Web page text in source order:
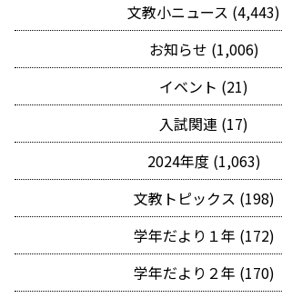
文教小ニュース (4,443)
お知らせ (1,006)
イベント (21)
入試関連 (17)
2024年度 (1,063)
文教トピックス (198)
学年だより１年 (172)
学年だより２年 (170)